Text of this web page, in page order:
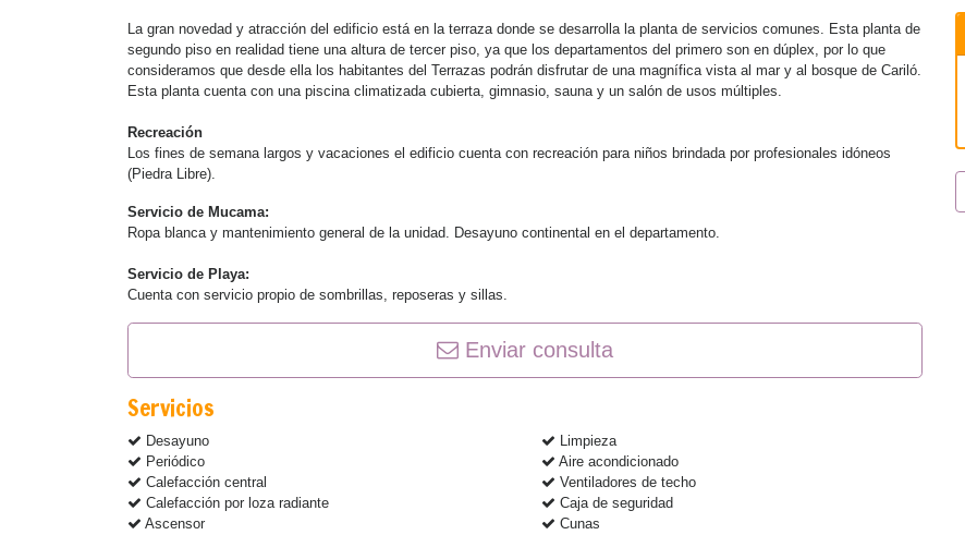
La gran novedad y atracción del edificio está en la terraza donde se desarrolla la planta de servicios comunes. Esta planta de
segundo piso en realidad tiene una altura de tercer piso, ya que los departamentos del primero son en dúplex, por lo que
consideramos que desde ella los habitantes del Terrazas podrán disfrutar de una magnífica vista al mar y al bosque de Cariló.
Esta planta cuenta con una piscina climatizada cubierta, gimnasio, sauna y un salón de usos múltiples.
Recreación
Los fines de semana largos y vacaciones el edificio cuenta con recreación para niños brindada por profesionales idóneos
(Piedra Libre).
Servicio de Mucama:
Ropa blanca y mantenimiento general de la unidad. Desayuno continental en el departamento.
Servicio de Playa:
Cuenta con servicio propio de sombrillas, reposeras y sillas.
Enviar consulta
Servicios
Desayuno
Limpieza
Periódico
Aire acondicionado
Calefacción central
Ventiladores de techo
Calefacción por loza radiante
Caja de seguridad
Ascensor
Cunas